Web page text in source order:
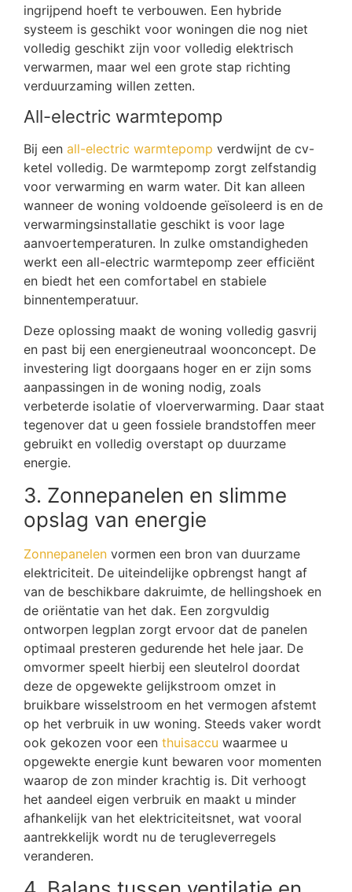
ingrijpend hoeft te verbouwen. Een hybride
systeem is geschikt voor woningen die nog niet
volledig geschikt zijn voor volledig elektrisch
verwarmen, maar wel een grote stap richting
verduurzaming willen zetten.
All-electric warmtepomp
Bij een all-electric warmtepomp verdwijnt de cv-
ketel volledig. De warmtepomp zorgt zelfstandig
voor verwarming en warm water. Dit kan alleen
wanneer de woning voldoende geïsoleerd is en de
verwarmingsinstallatie geschikt is voor lage
aanvoertemperaturen. In zulke omstandigheden
werkt een all-electric warmtepomp zeer efficiënt
en biedt het een comfortabel en stabiele
binnentemperatuur.
Deze oplossing maakt de woning volledig gasvrij
en past bij een energieneutraal woonconcept. De
investering ligt doorgaans hoger en er zijn soms
aanpassingen in de woning nodig, zoals
verbeterde isolatie of vloerverwarming. Daar staat
tegenover dat u geen fossiele brandstoffen meer
gebruikt en volledig overstapt op duurzame
energie.
3. Zonnepanelen en slimme
opslag van energie
Zonnepanelen vormen een bron van duurzame
elektriciteit. De uiteindelijke opbrengst hangt af
van de beschikbare dakruimte, de hellingshoek en
de oriëntatie van het dak. Een zorgvuldig
ontworpen legplan zorgt ervoor dat de panelen
optimaal presteren gedurende het hele jaar. De
omvormer speelt hierbij een sleutelrol doordat
deze de opgewekte gelijkstroom omzet in
bruikbare wisselstroom en het vermogen afstemt
op het verbruik in uw woning. Steeds vaker wordt
ook gekozen voor een thuisaccu waarmee u
opgewekte energie kunt bewaren voor momenten
waarop de zon minder krachtig is. Dit verhoogt
het aandeel eigen verbruik en maakt u minder
afhankelijk van het elektriciteitsnet, wat vooral
aantrekkelijk wordt nu de terugleverregels
veranderen.